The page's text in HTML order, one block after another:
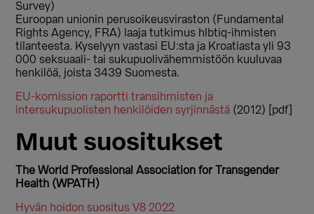
Survey)
Euroopan unionin perusoikeusviraston (Fundamental
Rights Agency, FRA) laaja tutkimus hlbtiq-ihmisten
tilanteesta. Kyselyyn vastasi EU:sta ja Kroatiasta yli 93
000 seksuaali- tai sukupuolivähemmistöön kuuluvaa
henkilöä, joista 3439 Suomesta.
EU-komission raportti transihmisten ja
intersukupuolisten henkilöiden syrjinnästä (2012) [pdf]
Muut suositukset
The World Professional Association for Transgender
Health (WPATH)
Hyvän hoidon suositus V8 2022